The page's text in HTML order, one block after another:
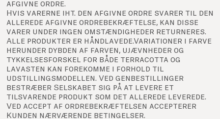
afgivne ordre.
Hvis varerne iht. den afgivne ordre svarer til den
allerede afgivne ordrebekræftelse, kan disse
varer under ingen omstændigheder returneres.
Alle produkter er håndlavede.Variationer i farve
herunder dybden af farven, ujævnheder og
tykkelsesforskel for både terracotta og
lavasten kan forekomme i forhold til
udstillingsmodellen. Ved genbestillinger
bestræber Selskabet sig på at levere et
tilsvarende produkt som det allerede leverede.
Ved accept af ordrebekræftelsen accepterer
Kunden nærværende betingelser.